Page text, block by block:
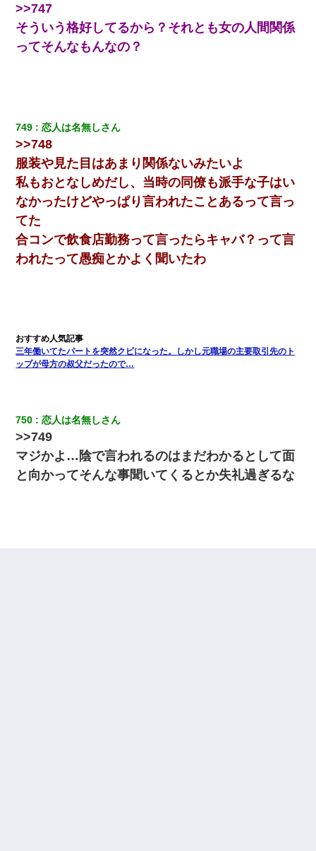
>>747
そういう格好してるから？それとも女の人間関係
ってそんなもんなの？
749 恋人は名無しさん
>>748
服装や見た目はあまり関係ないみたいよ
私もおとなしめだし、当時の同僚も派手な子はい
なかったけどやっぱり言われたことあるって言っ
てた
合コンで飲食店勤務って言ったらキャバ？って言
われたって愚痴とかよく聞いたわ
三年働いてたパートを突然クビになった。しかし元職場の主要取引先のト
ップが母方の叔父だったので…
750 恋人は名無しさん
>>749
マジかよ…陰で言われるのはまだわかるとして面
と向かってそんな事聞いてくるとか失礼過ぎるな